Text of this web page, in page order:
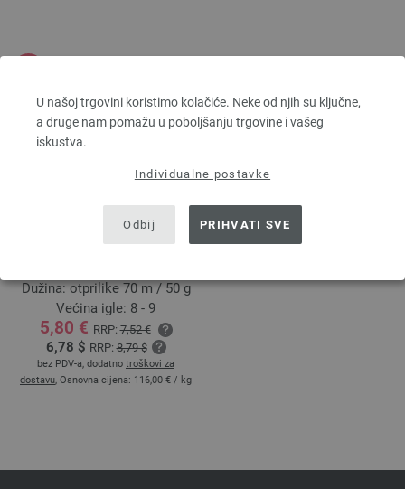
U našoj trgovini koristimo kolačiće. Neke od njih su ključne,
a druge nam pomažu u poboljšanju trgovine i vašeg
iskustva.
Individualne postavke
Odbij PRIHVATI SVE
LANDLUST
WINTERWOLLE
50 % Djevicavuna Merino, 35
Dužina: otprilike 70 m / 50 g
Većina igle: 8 - 9
5,80 € RRP:7,52 €
6,78 $ RRP:8,79 $
bez PDV-a, dodatno troškovi za
dostavu, Osnovna cijena: 116,00 € / kg